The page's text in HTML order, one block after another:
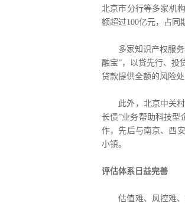
北京市分行等多家机
额超过100亿元，占同
多家知识产权服务机
融宝”，以贷先行、投
贷款提供全额的风险
此外，北京中关村
长债”业务帮助科技型
作，先后与南京、西
小镇。
评估体系日益完善
估值难、风控难、